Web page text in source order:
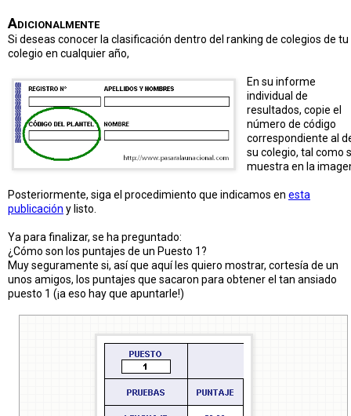
Adicionalmente
Si deseas conocer la clasificación dentro del ranking de colegios de tu
colegio en cualquier año,
En su informe
individual de
resultados, copie el
número de código
correspondiente al
su colegio, tal como
muestra en la
Posteriormente, siga el procedimiento que indicamos en esta
publicación y listo.
Ya para finalizar, se ha preguntado:
¿Cómo son los puntajes de un Puesto 1?
Muy seguramente si, así que aquí les quiero mostrar, cortesía de un
unos amigos, los puntajes que sacaron para obtener el tan ansiado
puesto 1 (¡a eso hay que apuntarle!)